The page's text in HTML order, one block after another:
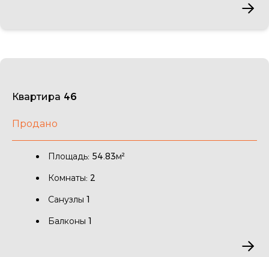
Квартира 46
Продано
Площадь: 54.83м²
Комнаты: 2
Санузлы 1
Балконы 1